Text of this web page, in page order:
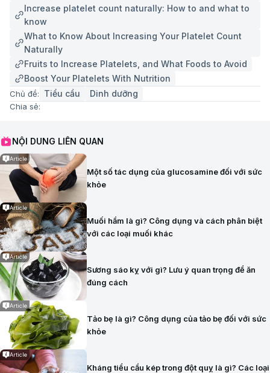
Increase platelet count naturally: How to and what to
know
What to Know About Increasing Your Platelet Count
Naturally
Fruits to Increase Platelets, and What Foods to Avoid
Boost Your Platelets With Nutrition
Chủ đề: Tiểu cầu Dinh dưỡng
Chia sẻ:
NỘI DUNG LIÊN QUAN
Article
Một số tác dụng của glucosamine đối với sức
khỏe
Article
Muối hầm là gì? Công dụng và cách phân biệt
với các loại muối khác
Article
Sương sáo kỵ với gì? Lưu ý quan trọng để ăn
đúng cách
Article
Tảo bẹ là gì? Công dụng của tảo bẹ đối với sức
khỏe
Article
Kháng tiểu cầu kép trong đột quỵ là gì? Các loại